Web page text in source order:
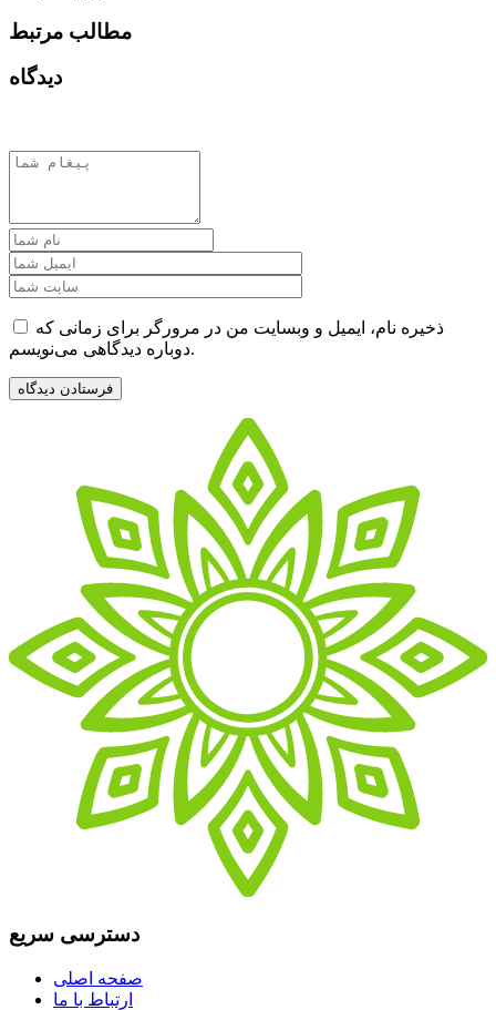
مطالب مرتبط
دیدگاه
ذخیره نام، ایمیل و وبسایت من در مرورگر برای زمانی که
دوباره دیدگاهی می‌نویسم.
دسترسی سریع
صفحه اصلی
ارتباط با ما